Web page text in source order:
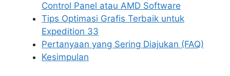
Control Panel atau AMD Software
Tips Optimasi Grafis Terbaik untuk
Expedition 33
Pertanyaan yang Sering Diajukan (FAQ)
Kesimpulan